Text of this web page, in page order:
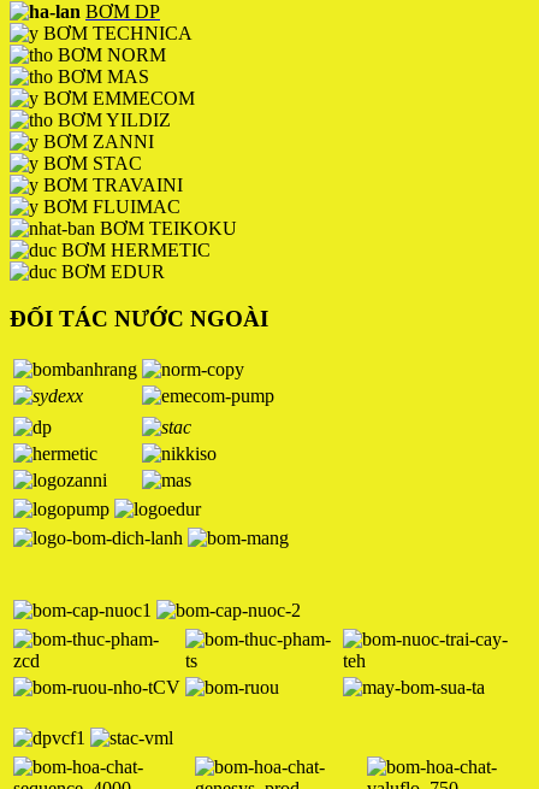
BƠM DP
BƠM TECHNICA
BƠM NORM
BƠM MAS
BƠM EMMECOM
BƠM YILDIZ
BƠM ZANNI
BƠM STAC
BƠM TRAVAINI
BƠM FLUIMAC
BƠM TEIKOKU
BƠM HERMETIC
BƠM EDUR
ĐỐI TÁC NƯỚC NGOÀI